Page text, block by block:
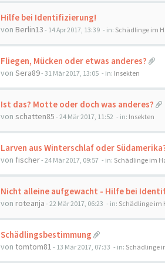
Hilfe bei Identifizierung!
von Berlin13 - 14 Apr 2017, 13:39 - in: Schädlinge im
Fliegen, Mücken oder etwas anderes?
von Sera89- 31 Mär 2017, 13:05 - in: Insekten
Ist das? Motte oder doch was anderes?
von schatten85 - 24 Mär 2017, 11:52 - in: Insekten
Larven aus Winterschlaf oder
von fischer- 24 Mär 2017, 09:57 - in: Schädlinge im
Nicht alleine aufgewacht - Hilfe bei
von roteanja - 22 Mär 2017, 06:23 - in: Schädlinge im
Schädlingsbestimmung
von tomtom81 - 13 Mär 2017, 07:33 - in: Schädlinge